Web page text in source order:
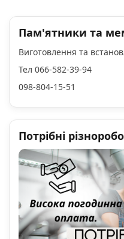
Пам'ятники та
Виготовлення та
Тел 066-582-39-94
098-804-15-51
Потрібні